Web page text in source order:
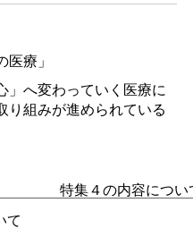
医療」
へ変わっていく医療に
り組みが進められている
特集４の内容につい
て